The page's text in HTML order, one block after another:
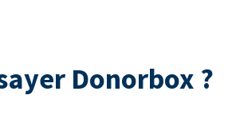
Donorbox ?